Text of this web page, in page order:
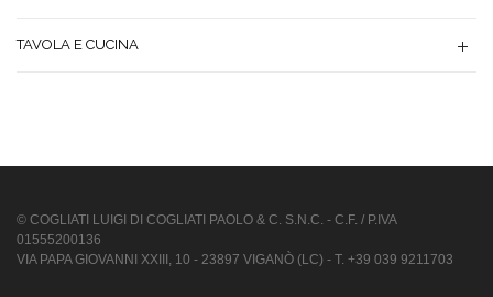
TAVOLA E CUCINA
© COGLIATI LUIGI DI COGLIATI PAOLO & C. S.N.C. - C.F. / P.IVA
01555200136
VIA PAPA GIOVANNI XXIII, 10 - 23897 VIGANÒ (LC) - T. +39 039 9211703